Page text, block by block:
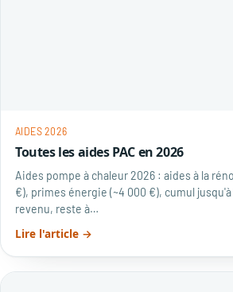
AIDES 2026
Toutes les aides PAC en 2026
Aides pompe à chaleur 2026 : aides à la
€), primes énergie (~4 000 €), cumul
revenu, reste à…
Lire l'article →